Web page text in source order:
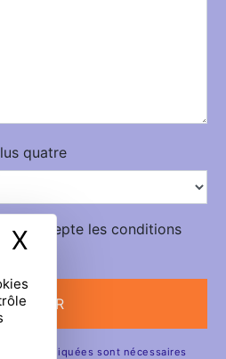
X Masquer le
quatre
j'accepte les conditions
**
communiquées sont nécessaires